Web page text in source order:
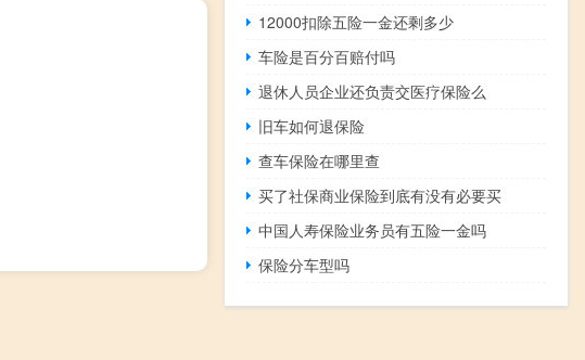
12000扣除五险一金还剩多少
车险是百分百赔付吗
退休人员企业还负责交医疗保险么
旧车如何退保险
查车保险在哪里查
买了社保商业保险到底有没有必要买
中国人寿保险业务员有五险一金吗
保险分车型吗